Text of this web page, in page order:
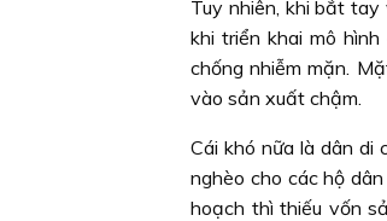
Tuy nhiên, khi bắt
khi triển khai mô
chống nhiễm mặn.
vào sản xuất chậm.
Cái khó nữa là dân di
nghèo cho các hộ
hoạch thì thiếu vốn